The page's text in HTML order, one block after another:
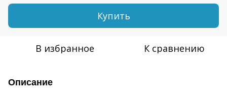
Купить
В избранное К сравнению
Описание